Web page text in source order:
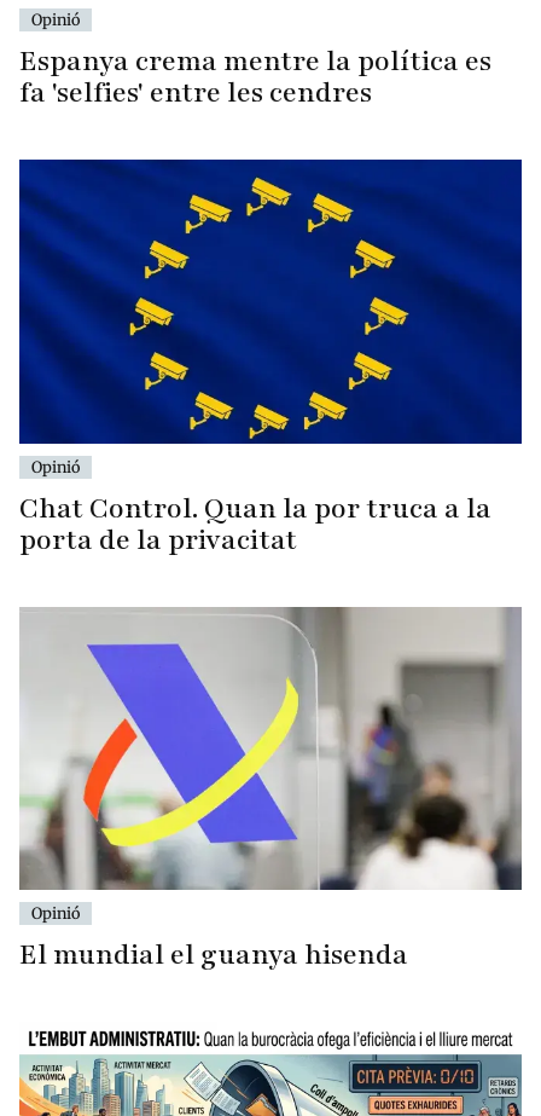
Opinió
Espanya crema mentre la política es
fa 'selfies' entre les cendres
Opinió
Chat Control. Quan la por truca a la
porta de la privacitat
Opinió
El mundial el guanya hisenda